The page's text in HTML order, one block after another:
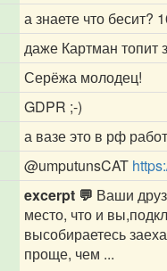
а знаете что бесит?
даже Картман топит
Серёжа молодец!
GDPR ;-)
а вазе это в рф
@umputunsCAT
excerpt 💬 Ваши
место, что и
высобираетесь
проще, чем ...